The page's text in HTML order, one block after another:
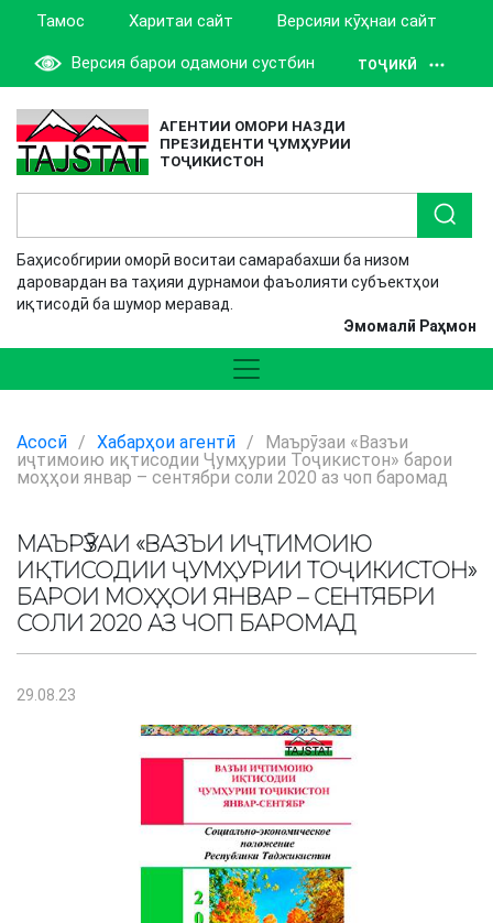
Тамос Харитаи сайт Версияи кӯҳнаи сайт
Версия барои одамони сустбин ТОҶИКӢ
АГЕНТИИ ОМОРИ НАЗДИ
ПРЕЗИДЕНТИ ҶУМҲУРИИ
ТОҶИКИСТОН
Баҳисобгирии оморӣ воситаи самарабахши ба низом
даровардан ва таҳияи дурнамои фаъолияти субъектҳои
иқтисодӣ ба шумор меравад.
Эмомалӣ Раҳмон
Асосӣ / Хабарҳои агентӣ /
Маърӯзаи «Вазъи
иҷтимоию иқтисодии Ҷумҳурии Тоҷикистон» барои
моҳҳои январ – сентябри соли 2020 аз чоп баромад
МАЪРӮЗАИ «ВАЗЪИ ИҶТИМОИЮ
ИҚТИСОДИИ ҶУМҲУРИИ ТОҶИКИСТОН»
БАРОИ МОҲҲОИ ЯНВАР – СЕНТЯБРИ
СОЛИ 2020 АЗ ЧОП БАРОМАД
29.08.23